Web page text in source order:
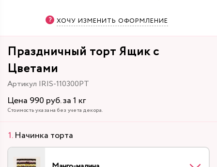
ХОЧУ ИЗМЕНИТЬ ОФОРМЛЕНИЕ
Праздничный торт Ящик с
Цветами
Артикул IRIS-110300PT
Цена 990 руб. за 1 кг
Стоимость указана без учета декора.
Начинка торта